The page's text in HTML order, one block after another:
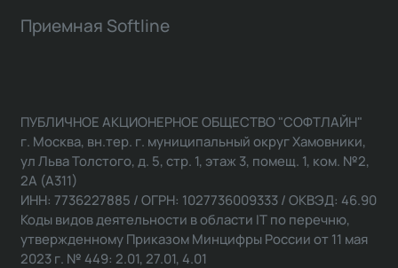
Приемная Softline
ПУБЛИЧНОЕ АКЦИОНЕРНОЕ ОБЩЕСТВО "СОФТЛАЙН"
г. Москва, вн.тер. г. муниципальный округ Хамовники,
ул Льва Толстого, д. 5, стр. 1, этаж 3, помещ. 1, ком. №2,
2А (А311)
ИНН: 7736227885 / ОГРН: 1027736009333 / ОКВЭД: 46.90
Коды видов деятельности в области IT по перечню,
утвержденному Приказом Минцифры России от 11 мая
2023 г. № 449: 2.01, 27.01, 4.01